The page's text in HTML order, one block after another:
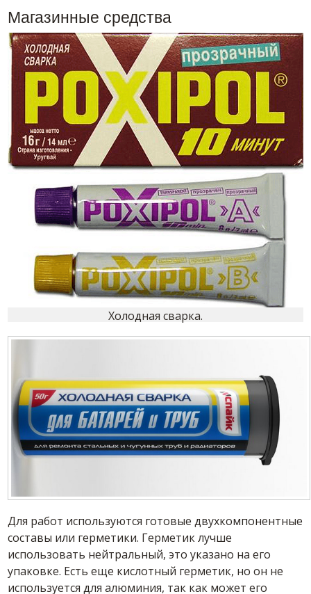
Магазинные средства
Холодная сварка.
Для работ используются готовые двухкомпонентные
составы или герметики. Герметик лучше
использовать нейтральный, это указано на его
упаковке. Есть еще кислотный герметик, но он не
используется для алюминия, так как может его